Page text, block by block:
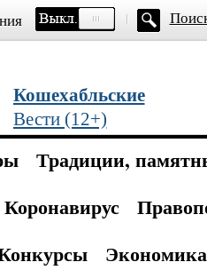
Кошехабльские
Вести (12+)
Традиции,
Коронавирус
Экономика